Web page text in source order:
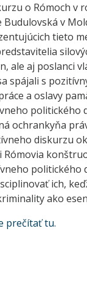
o Rómoch v
Budulovská v
tieto
ale aj poslanci
spájali s
a oslavy
politického
ochrankyňa
diskurzu
Rómovia
politického
ich,
ako
prečítať tu.